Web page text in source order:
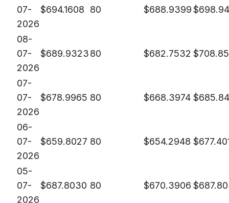
07-
2026
$694.1608 80 $688.9399$
08-
07-
2026
$689.932380 $682.7532 $
07-
07-
2026
$678.9965 80 $668.3974 $
06-
07-
2026
$659.8027 80 $654.2948 $
05-
07-
2026
$687.8030 80 $670.3906 $